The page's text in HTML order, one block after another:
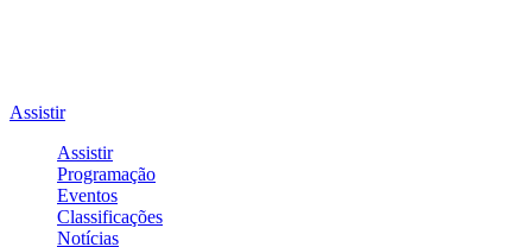
Assistir
Assistir
Programação
Eventos
Classificações
Notícias